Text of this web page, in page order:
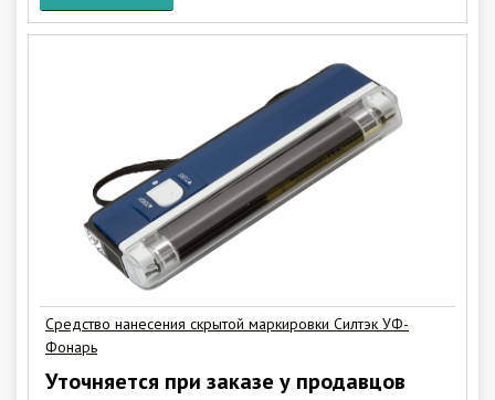
Средство нанесения скрытой маркировки Силтэк УФ-
Фонарь
Уточняется при заказе у продавцов